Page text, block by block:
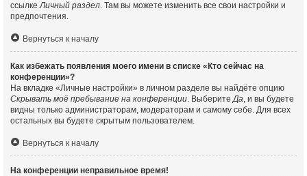
ссылкеЛичный раздел. Там вы можете изменить все свои настройки и
предпочтения.
Вернуться к началу
Как избежать появления моего имени в списке «Кто сейчас на
конференции»?
На вкладке «Личные настройки» в личном разделе вы найдёте опцию
Скрывать моё пребывание на конференции. ВыберитеДа, и вы будете
видны только администраторам, модераторам и самому себе. Для всех
остальных вы будете скрытым пользователем.
Вернуться к началу
На конференции неправильное время!